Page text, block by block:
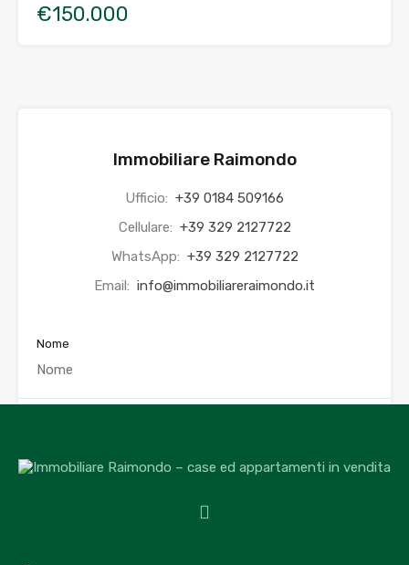
€150.000
Immobiliare Raimondo
Ufficio: +39 0184 509166
Cellulare: +39 329 2127722
WhatsApp: +39 329 2127722
Email: info@immobiliareraimondo.it
Nome